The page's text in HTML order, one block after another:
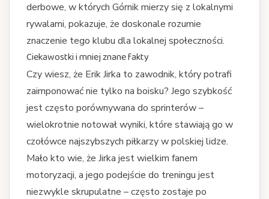
derbowe, w których Górnik mierzy się z lokalnymi
rywalami, pokazuje, że doskonale rozumie
znaczenie tego klubu dla lokalnej społeczności.
Ciekawostki i mniej znane fakty
Czy wiesz, że Erik Jirka to zawodnik, który potrafi
zaimponować nie tylko na boisku? Jego szybkość
jest często porównywana do sprinterów –
wielokrotnie notował wyniki, które stawiają go w
czołówce najszybszych piłkarzy w polskiej lidze.
Mało kto wie, że Jirka jest wielkim fanem
motoryzacji, a jego podejście do treningu jest
niezwykle skrupulatne – często zostaje po